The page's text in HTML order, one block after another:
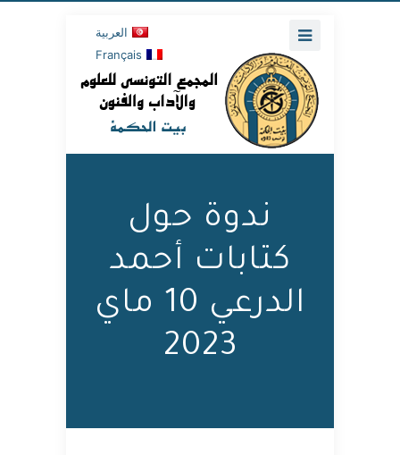
العربية
Français
ندوة حول
كتابات أحمد
الدرعي 10 ماي
2023